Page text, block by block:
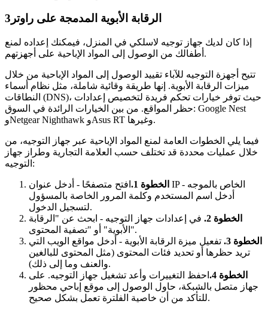
3 الرقابة الأبوية المدمجة على راوتر
إذا كان لديك جهاز توجيه لاسلكي في المنزل، فيمكنك إعداده لمنع
أطفالك من الوصول إلى المواد الإباحية على أجهزتهم.
تتيح أجهزة التوجيه للآباء تقييد الوصول إلى المواد الإباحية من خلال
ميزات الرقابة الأبوية. إنها طريقة وقائية شاملة، مثل نظام أسماء
النطاقات (DNS)، حيث توفر خيارات تحكم فريدة لتخصيص إعدادات
حظر المواقع. من بين الخيارات الرائدة في السوق: Google Nest
وNetgear Nighthawk وAsus RT وغيرها.
فيما يلي الخطوات العامة لمنع المواد الإباحية عبر جهاز التوجيه، من
خلال عمليات محددة قد تختلف حسب العلامة التجارية وطراز جهاز
التوجيه:
الخطوة 1.
افتح متصفحًا - أدخل عنوان IP الخاص بالموجه -
أدخل اسم المستخدم وكلمة المرور الخاصة بالمسؤول
لتسجيل الدخول.
الخطوة 2.
في إعدادات جهاز التوجيه - ابحث عن "الرقابة
الأبوية" أو "تصفية المحتوى".
الخطوة 3.
تفعيل ميزة الرقابة الأبوية - أدخل مواقع الويب التي
تريد حظرها أو تحديد فئات المحتوى (مثل المحتوى للبالغين
والعنف وما إلى ذلك).
الخطوة 4.
احفظ التغييرات وأعد تشغيل جهاز التوجيه. على
جهاز متصل بالشبكة، حاول الوصول إلى موقع إباحي محظور
للتأكد من أن خاصية الفلترة تعمل بشكل صحيح.